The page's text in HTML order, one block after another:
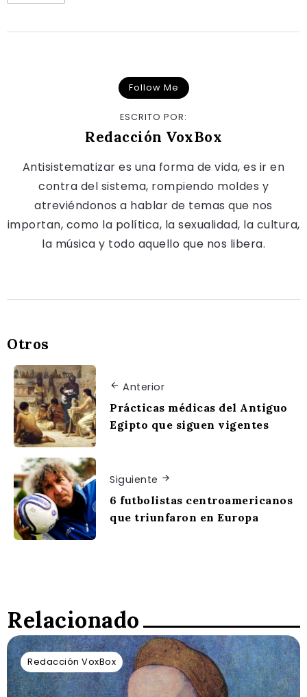
Follow Me
ESCRITO POR:
Redacción VoxBox
Antisistematizar es una forma de vida, es ir en
contra del sistema, rompiendo moldes y
atreviéndonos a hablar de temas que nos
importan, como la política, la sexualidad, la cultura,
la música y todo aquello que nos libera.
Otros
Anterior
Prácticas médicas del Antiguo
Egipto que siguen vigentes
Siguiente
6 futbolistas centroamericanos
que triunfaron en Europa
Relacionado
Redacción VoxBox